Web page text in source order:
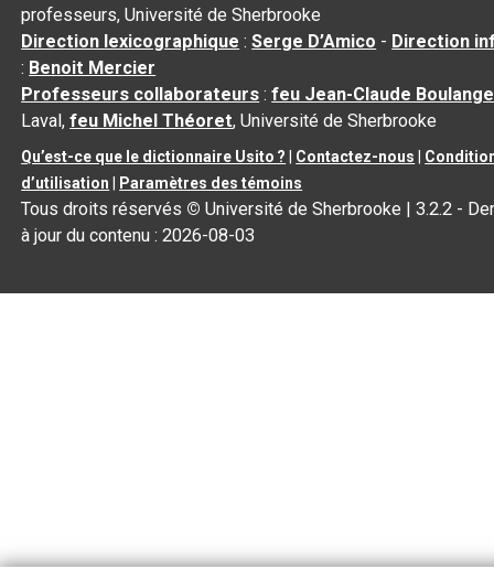
professeurs, Université de Sherbrooke
Direction lexicographique :Serge D’Amico - Direction
: Benoit Mercier
Professeurs collaborateurs :feu Jean-Claude
Laval,feu Michel Théoret, Université de Sherbrooke
Qu’est-ce que le dictionnaire Usito ? Contactez-nous
d’utilisation
Paramètres des témoins
Tous droits réservés © Université de Sherbrooke |3.2.2 -
à jour du contenu :2026-08-03